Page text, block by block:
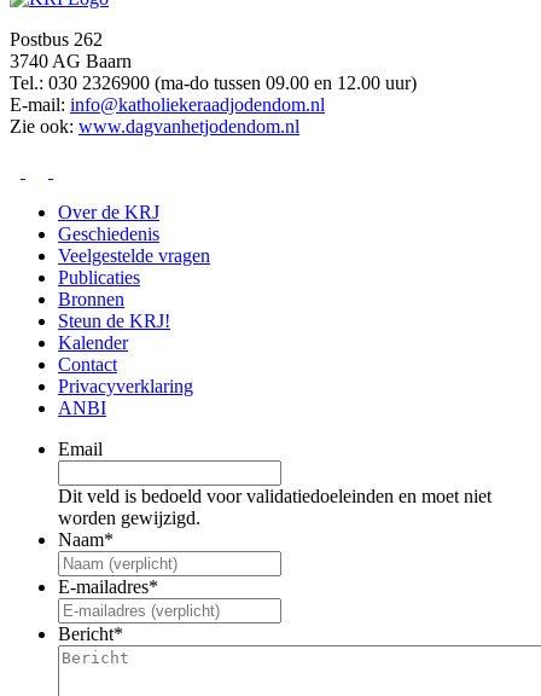
Postbus 262
3740 AG Baarn
Tel.: 030 2326900 (ma-do tussen 09.00 en 12.00 uur)
E-mail: info@katholiekeraadjodendom.nl
Zie ook: www.dagvanhetjodendom.nl
Over de KRJ
Geschiedenis
Veelgestelde vragen
Publicaties
Bronnen
Steun de KRJ!
Kalender
Contact
Privacyverklaring
ANBI
Email
Dit veld is bedoeld voor validatiedoeleinden en moet niet
worden gewijzigd.
Naam*
E-mailadres*
Bericht*